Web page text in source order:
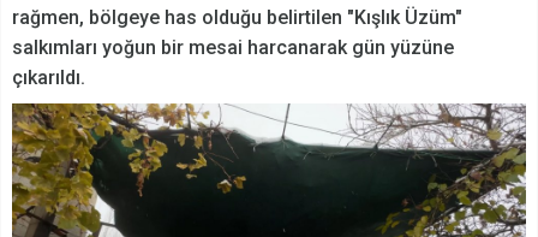
rağmen, bölgeye has olduğu belirtilen "Kışlık Üzüm"
salkımları yoğun bir mesai harcanarak gün yüzüne
çıkarıldı.